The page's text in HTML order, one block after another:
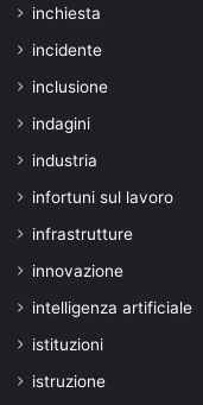
inchiesta
incidente
inclusione
indagini
industria
infortuni sul lavoro
infrastrutture
innovazione
intelligenza artificiale
istituzioni
istruzione